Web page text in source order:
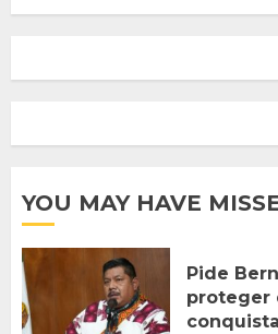
YOU MAY HAVE
Pide
proteger